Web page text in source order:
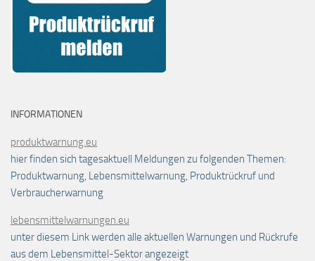
INFORMATIONEN
produktwarnung.eu
hier finden sich tagesaktuell Meldungen zu folgenden Themen:
Produktwarnung, Lebensmittelwarnung, Produktrückruf und
Verbraucherwarnung
lebensmittelwarnungen.eu
unter diesem Link werden alle aktuellen Warnungen und Rückrufe
aus dem Lebensmittel-Sektor angezeigt